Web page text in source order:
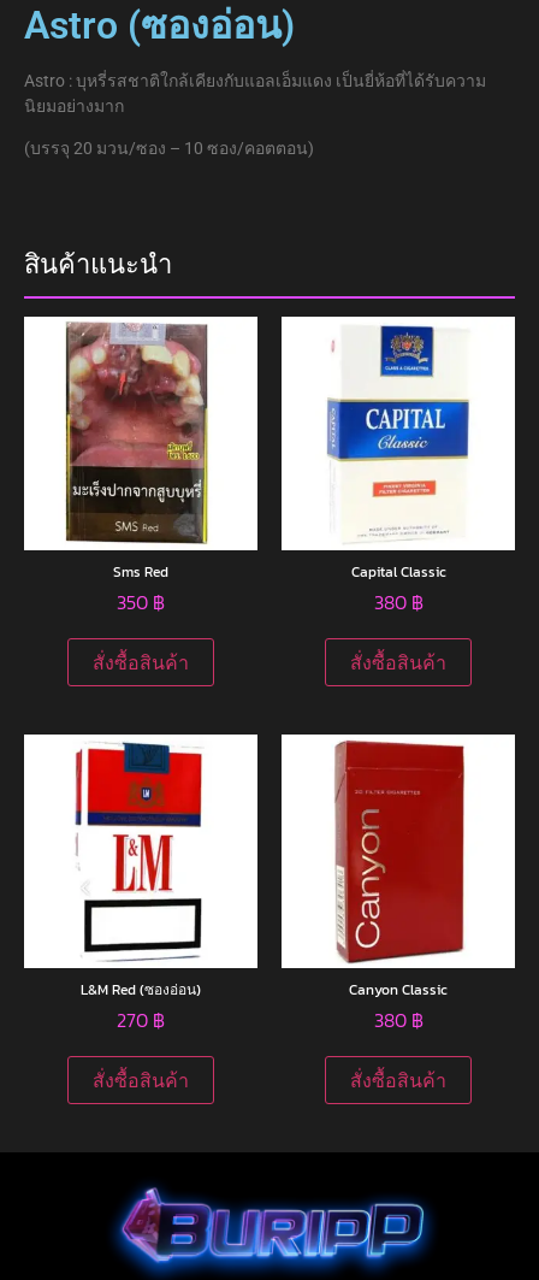
Astro (ซองอ่อน)
Astro : บุหรี่รสชาติใกล้เคียงกับแอลเอ็มแดง เป็นยี่ห้อที่ได้รับความ
นิยมอย่างมาก
(บรรจุ 20 มวน/ซอง – 10 ซอง/คอตตอน)
สินค้าแนะนำ
Sms Red
350 ฿
สั่งซื้อสินค้า
Capital Classic
380 ฿
สั่งซื้อสินค้า
L&M Red (ซองอ่อน)
270 ฿
สั่งซื้อสินค้า
Canyon Classic
380 ฿
สั่งซื้อสินค้า